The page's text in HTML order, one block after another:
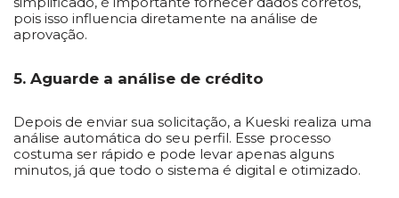
pois isso influencia diretamente na análise de
aprovação.
5. Aguarde a análise de crédito
Depois de enviar sua solicitação, a Kueski realiza uma
análise automática do seu perfil. Esse processo
costuma ser rápido e pode levar apenas alguns
minutos, já que todo o sistema é digital e otimizado.